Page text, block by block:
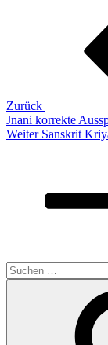
Zurück
Jnani korrekte
Nächster
Weiter Sanskrit
Suchen
nach: